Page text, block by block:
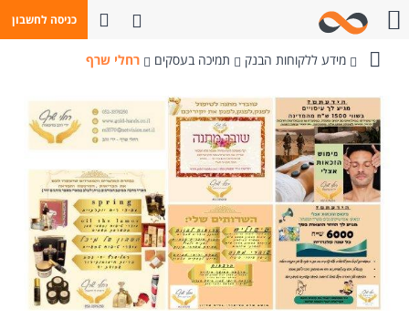
כניסה לחשבון
פתח חיפושחייגו אלינו
מזרחי-טפחות
מידע ללקוחות הבנק תמיכה בעסקים רחלי שרף